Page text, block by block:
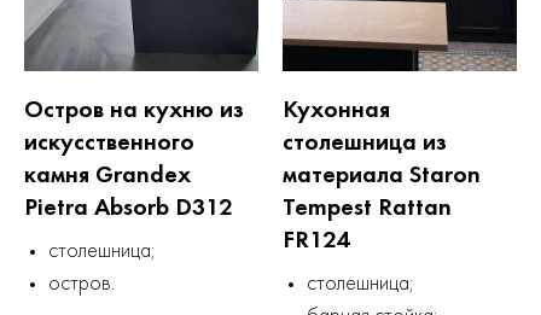
Остров на кухню из
искусственного
камня Grandex
Pietra Absorb D312
столешница;
остров.
Кухонная
столешница из
материала Staron
Tempest Rattan
FR124
столешница;